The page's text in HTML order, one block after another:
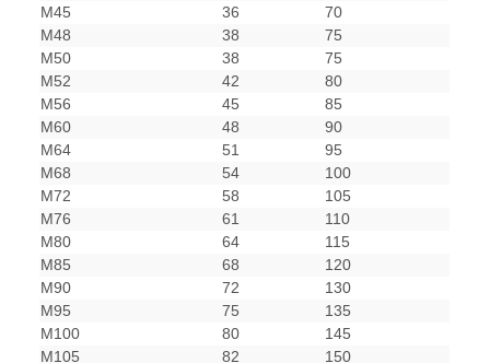
M45
36
70
M48
38
75
M50
38
75
M52
42
80
M56
45
85
M60
48
90
M64
51
95
M68
54
100
M72
58
105
M76
61
110
M80
64
115
M85
68
120
M90
72
130
M95
75
135
M100
80
145
M105
82
150